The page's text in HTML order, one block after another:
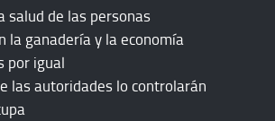
salud de las personas
la ganadería y la economía
por igual
las autoridades lo controlarán